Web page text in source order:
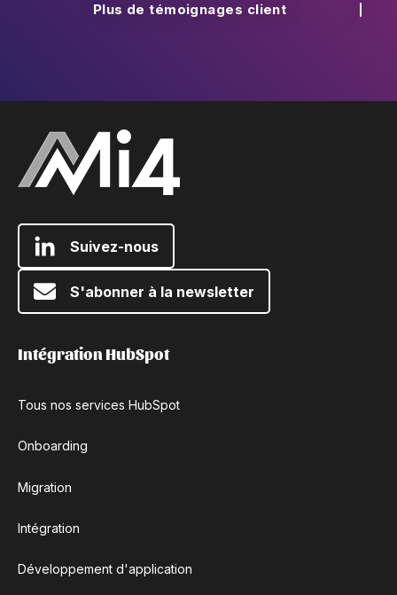
Plus de témoignages client
Suivez-nous
S'abonner à la newsletter
Intégration HubSpot
Tous nos services HubSpot
Onboarding
Migration
Intégration
Développement d'application